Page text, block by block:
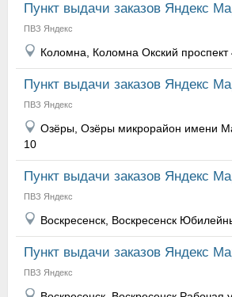
Пункт выдачи заказов Яндекс
ПВЗ Яндекс
Коломна, Коломна Окский проспект
Пункт выдачи заказов Яндекс
ПВЗ Яндекс
Озёры, Озёры микрорайон имени
10
Пункт выдачи заказов Яндекс
ПВЗ Яндекс
Воскресенск, Воскресенск
Пункт выдачи заказов Яндекс
ПВЗ Яндекс